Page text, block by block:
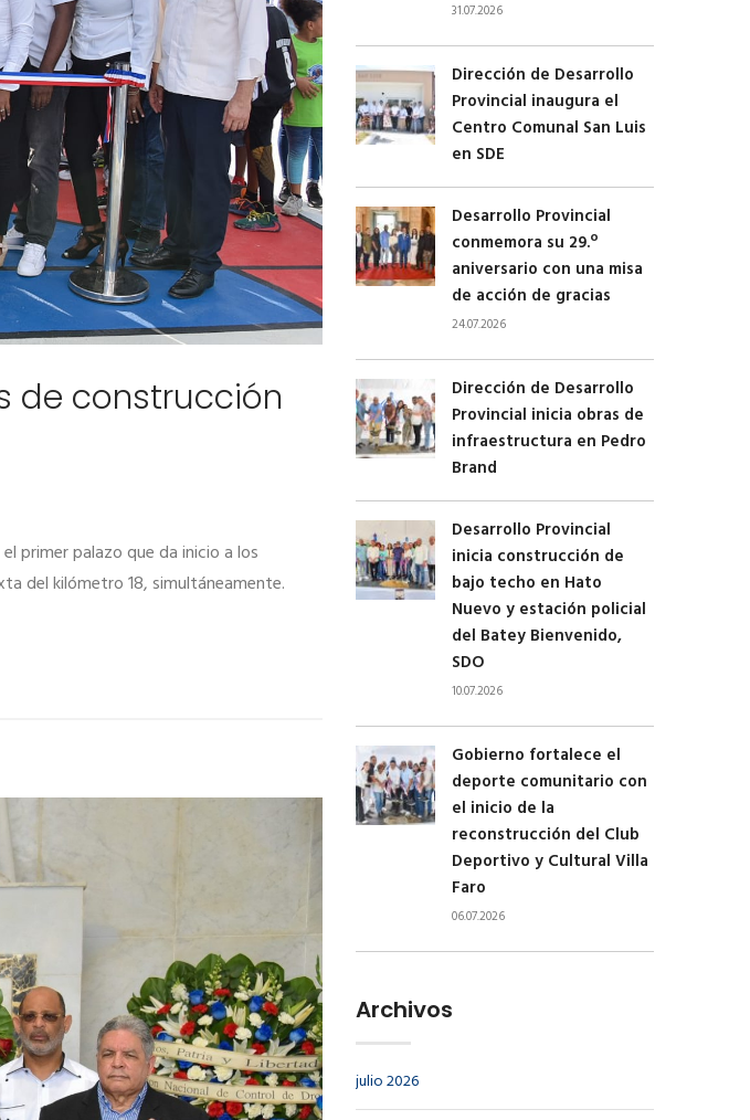
de construcción
primer palazo que da inicio a los
del kilómetro 18, simultáneamente.
31.07.2026
Dirección de Desarrollo
Provincial inaugura el
Centro Comunal San Luis
en SDE
Desarrollo Provincial
conmemora su 29.º
aniversario con una misa
de acción de gracias
24.07.2026
Dirección de Desarrollo
Provincial inicia obras de
infraestructura en Pedro
Brand
Desarrollo Provincial
inicia construcción de
bajo techo en Hato
Nuevo y estación policial
del Batey Bienvenido,
SDO
10.07.2026
Gobierno fortalece el
deporte comunitario con
el inicio de la
reconstrucción del Club
Deportivo y Cultural Villa
Faro
06.07.2026
Archivos
julio 2026